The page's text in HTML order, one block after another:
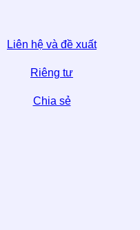
Liên hệ và đề xuất
Riêng tư
Chia sẻ